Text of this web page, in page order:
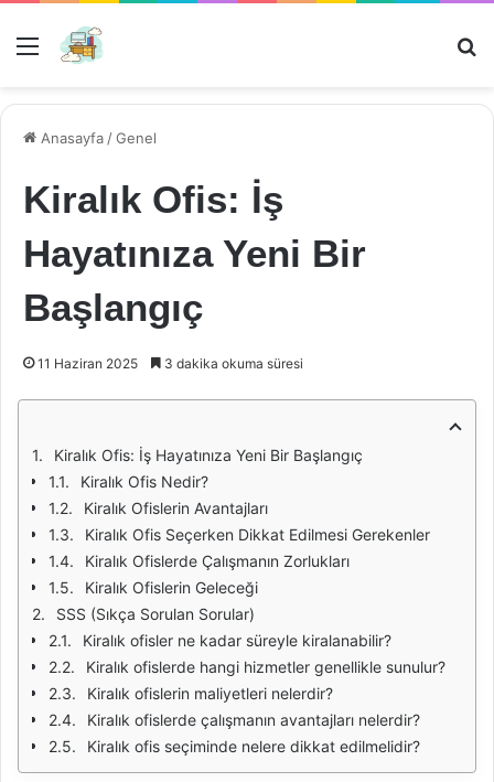
Menü
Anasayfa /Genel
Kiralık Ofis: İş
Hayatınıza Yeni Bir
Başlangıç
11 Haziran 2025 3 dakika okuma süresi
Kiralık Ofis: İş Hayatınıza Yeni Bir Başlangıç
Kiralık Ofis Nedir?
Kiralık Ofislerin Avantajları
Kiralık Ofis Seçerken Dikkat Edilmesi Gerekenler
Kiralık Ofislerde Çalışmanın Zorlukları
Kiralık Ofislerin Geleceği
SSS (Sıkça Sorulan Sorular)
Kiralık ofisler ne kadar süreyle kiralanabilir?
Kiralık ofislerde hangi hizmetler genellikle sunulur?
Kiralık ofislerin maliyetleri nelerdir?
Kiralık ofislerde çalışmanın avantajları nelerdir?
Kiralık ofis seçiminde nelere dikkat edilmelidir?